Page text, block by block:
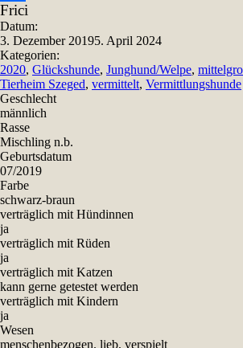
Teilen
Frici
Datum:
3. Dezember 20195. April 2024
Kategorien:
2020, Glückshunde, Junghund/Welpe,
Tierheim Szeged, vermittelt, Vermittlungshunde
Geschlecht
männlich
Rasse
Mischling n.b.
Geburtsdatum
07/2019
Farbe
schwarz-braun
verträglich mit Hündinnen
ja
verträglich mit Rüden
ja
verträglich mit Katzen
kann gerne getestet werden
verträglich mit Kindern
ja
Wesen
menschenbezogen. lieb, verspielt